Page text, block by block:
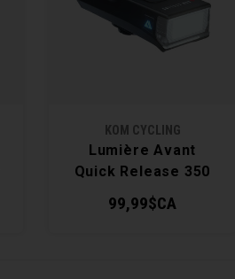
KOM CYCLING
Lumière Avant
Quick Release 350
99,99$CA